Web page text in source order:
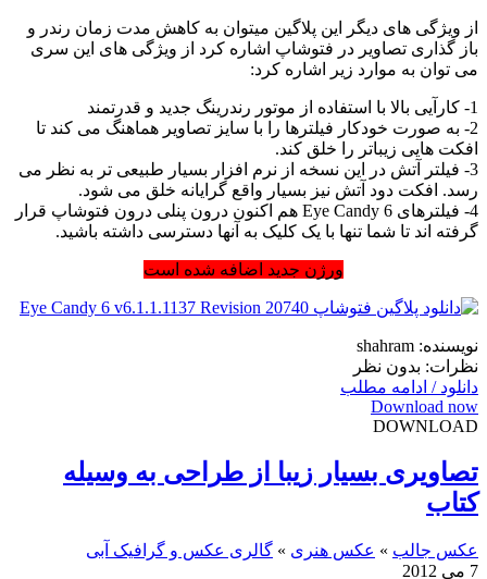
از ویژگی های دیگر این پلاگین میتوان به کاهش مدت زمان رندر و
باز گذاری تصاویر در فتوشاپ اشاره کرد از ویژگی های این سری
می توان به موارد زیر اشاره کرد:
1- کارآیی بالا با استفاده از موتور رندرینگ جدید و قدرتمند
2- به صورت خودکار فیلترها را با سایز تصاویر هماهنگ می کند تا
افکت هایی زیباتر را خلق کند.
3- فیلتر آتش در این نسخه از نرم افزار بسیار طبیعی تر به نظر می
رسد. افکت دود آتش نیز بسیار واقع گرایانه خلق می شود.
4- فیلترهای Eye Candy 6 هم اکنون درون پنلی درون فتوشاپ قرار
گرفته اند تا شما تنها با یک کلیک به آنها دسترسی داشته باشید.
ورژن جدید اضافه شده است
نویسنده: shahram
نظرات: بدون نظر
دانلود / ادامه مطلب
Download now
DOWNLOAD
تصاویری بسیار زیبا از طراحی به وسیله
کتاب
عکس جالب » عکس هنری » گالری عکس و گرافیک آبی
7 می 2012